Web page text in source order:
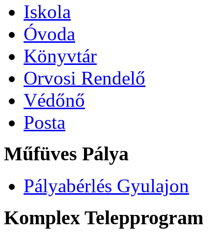
Iskola
Óvoda
Könyvtár
Orvosi Rendelő
Védőnő
Posta
Műfüves Pálya
Pályabérlés Gyulajon
Komplex Telepprogram